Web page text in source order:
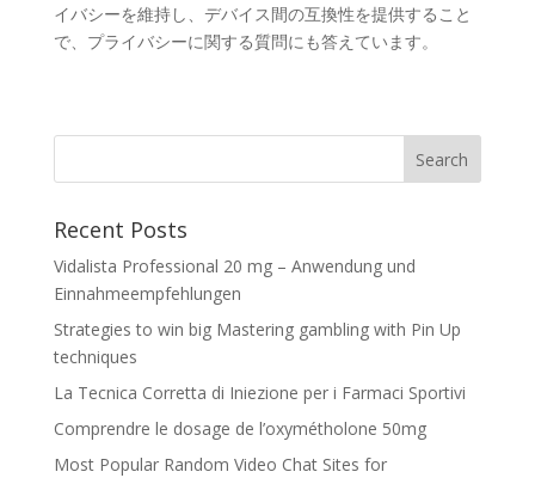
イバシーを維持し、デバイス間の互換性を提供すること
で、プライバシーに関する質問にも答えています。
Recent Posts
Vidalista Professional 20 mg – Anwendung und
Einnahmeempfehlungen
Strategies to win big Mastering gambling with Pin Up
techniques
La Tecnica Corretta di Iniezione per i Farmaci Sportivi
Comprendre le dosage de l’oxymétholone 50mg
Most Popular Random Video Chat Sites for